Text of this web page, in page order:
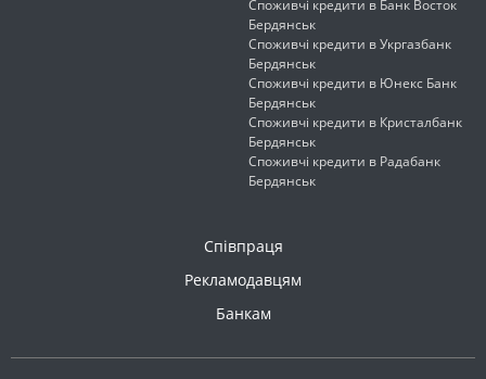
Споживчі кредити в Банк Восток
Бердянськ
Споживчі кредити в Укргазбанк
Бердянськ
Споживчі кредити в Юнекс Банк
Бердянськ
Споживчі кредити в Кристалбанк
Бердянськ
Споживчі кредити в Радабанк
Бердянськ
Співпраця
Рекламодавцям
Банкам